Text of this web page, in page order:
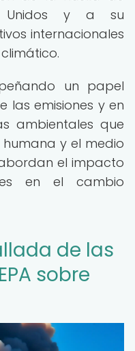
Unidos y a su
internacionales
un papel
las emisiones y en
ambientales que
y el medio
el impacto
en el cambio
de las
sobre